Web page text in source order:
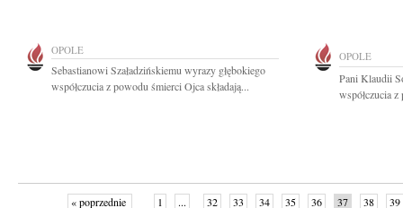
OPOLE
Sebastianowi Szaładzińskiemu wyrazy głębokiego
współczucia z powodu śmierci Ojca składają...
OPOLE
Pani Klaudii
współczucia
« poprzednie 1 ... 32 33 34 35 36 37 38 39